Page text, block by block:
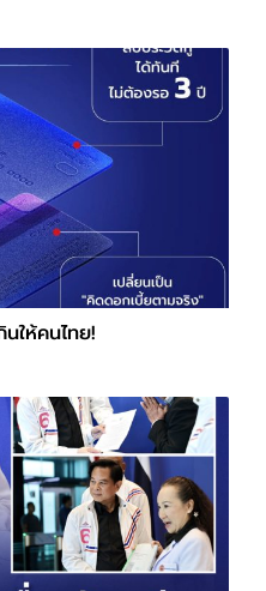
ให้คนไทย!